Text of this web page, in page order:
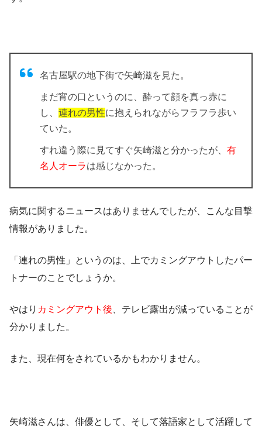
名古屋駅の地下街で矢崎滋を見た。
まだ宵の口というのに、酔って顔を真っ赤に
し、 連れの男性に抱えられながらフラフラ歩い
ていた。
すれ違う際に見てすぐ矢崎滋と分かったが、 有
名人オーラは感じなかった。
病気に関するニュースはありませんでしたが、こんな目撃
情報がありました。
「連れの男性」というのは、上でカミングアウトしたパー
トナーのことでしょうか。
やはり カミングアウト後 、テレビ露出が減っていることが
分かりました。
また、現在何をされているかもわかりません。
矢崎滋さんは、俳優として、そして落語家として活躍して